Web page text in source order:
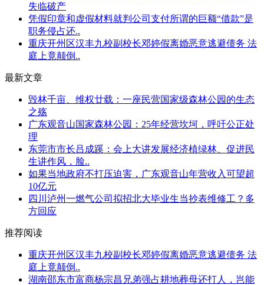
失临破产
凭假印章和虚假材料就判公司支付所谓的巨额“借款”是
职务侵占还..
重庆开州区汉丰九校副校长邓婷假离婚恶意逃避债务 法
庭上竟颠倒..
最新文章
毁林千亩、维权廿载：一座民营国家级森林公园的生态
之殇
广东观音山国家森林公园：25年经营坎坷，呼吁公正处
理
东莞市市长吕成蹊：会上大讲发展经济植绿林、促进民
生讲作风，脸..
如果当地政府不打压迫害，广东观音山年营收入可望超
10亿元
四川泸州一燃气公司拟招北大毕业生当抄表维修工？多
方回应
推荐阅读
重庆开州区汉丰九校副校长邓婷假离婚恶意逃避债务 法
庭上竟颠倒..
湖南邵东市富商杨宗昌兄弟强占耕地葬母还打人，岂能